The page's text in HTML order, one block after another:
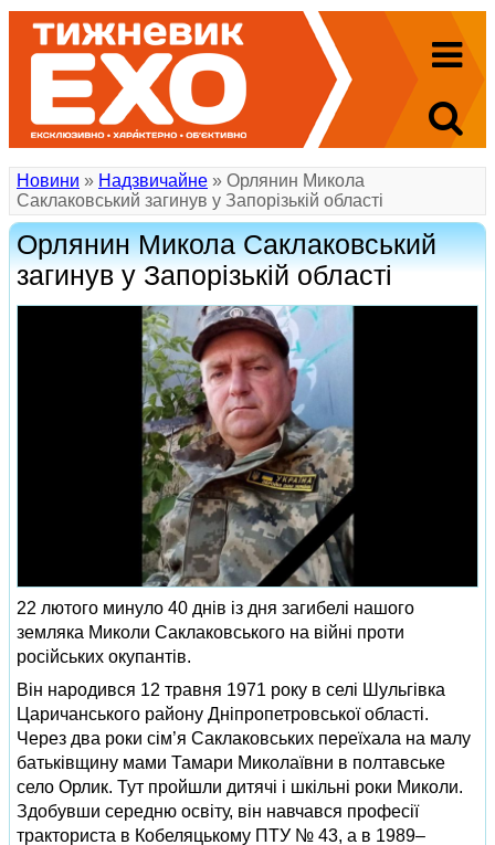
Новини » Надзвичайне » Орлянин Микола
Саклаковський загинув у Запорізькій області
Орлянин Микола Саклаковський
загинув у Запорізькій області
22 лютого минуло 40 днів із дня загибелі нашого
земляка Миколи Саклаковського на війні проти
російських окупантів.
Він народився 12 травня 1971 року в селі Шульгівка
Царичанського району Дніпропетровської області.
Через два роки сім’я Саклаковських переїхала на малу
батьківщину мами Тамари Миколаївни в полтавське
село Орлик. Тут пройшли дитячі і шкільні роки Миколи.
Здобувши середню освіту, він навчався професії
тракториста в Кобеляцькому ПТУ № 43, а в 1989–